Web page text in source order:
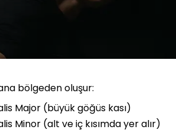
bölgeden oluşur:
Major (büyük göğüs kası)
Minor (alt ve iç kısımda yer alır)